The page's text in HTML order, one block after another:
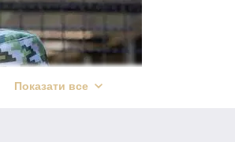
Показати все